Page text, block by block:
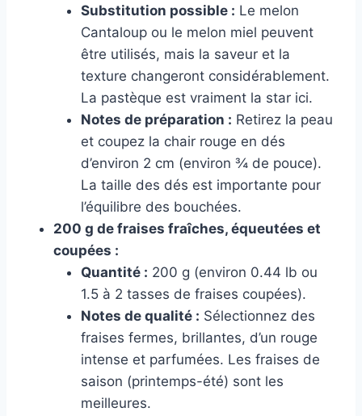
Substitution possible : Le melon
Cantaloup ou le melon miel peuvent
être utilisés, mais la saveur et la
texture changeront considérablement.
La pastèque est vraiment la star ici.
Notes de préparation : Retirez la peau
et coupez la chair rouge en dés
d’environ 2 cm (environ ¾ de pouce).
La taille des dés est importante pour
l’équilibre des bouchées.
200 g de fraises fraîches, équeutées et
coupées :
Quantité : 200 g (environ 0.44 lb ou
1.5 à 2 tasses de fraises coupées).
Notes de qualité : Sélectionnez des
fraises fermes, brillantes, d’un rouge
intense et parfumées. Les fraises de
saison (printemps-été) sont les
meilleures.